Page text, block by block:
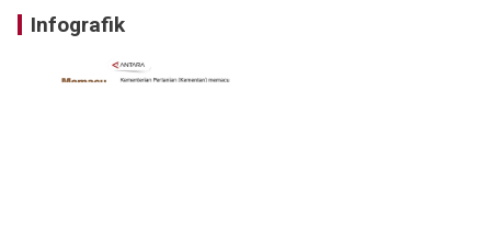
Infografik